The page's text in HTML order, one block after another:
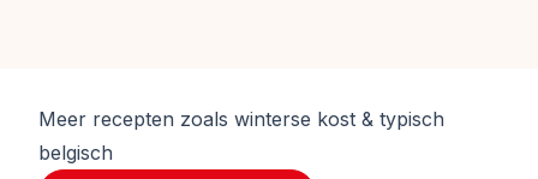
Meer recepten zoals winterse kost & typisch
belgisch